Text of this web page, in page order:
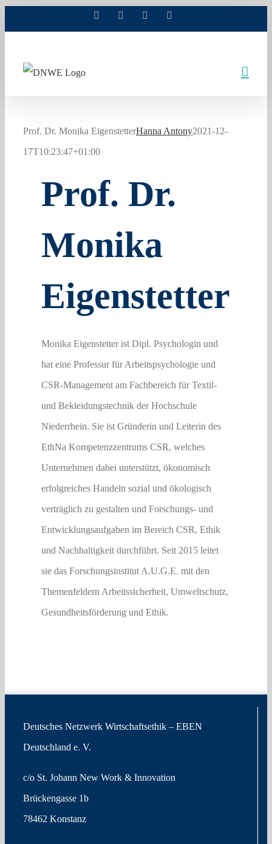
Facebook
Prof. Dr. Monika EigenstetterHanna Antony2021-12-
17T10:23:47+01:00
Prof. Dr.
Monika
Eigenstetter
Monika Eigenstetter ist Dipl. Psychologin und
hat eine Professur für Arbeitspsychologie und
CSR-Management am Fachbereich für Textil-
und Bekleidungstechnik der Hochschule
Niederrhein. Sie ist Gründerin und Leiterin des
EthNa Kompetenzzentrums CSR, welches
Unternehmen dabei unterstützt, ökonomisch
erfolgreiches Handeln sozial und ökologisch
verträglich zu gestalten und Forschungs- und
Entwicklungsaufgaben im Bereich CSR, Ethik
und Nachhaltigkeit durchführt. Seit 2015 leitet
sie das Forschungsinstitut A.U.G.E. mit den
Themenfeldern Arbeitssicherheit, Umweltschutz,
Gesundheitsförderung und Ethik.
Deutsches Netzwerk Wirtschaftsethik – EBEN
Deutschland e. V.
c/o St. Johann New Work & Innovation
Brückengasse 1b
78462 Konstanz